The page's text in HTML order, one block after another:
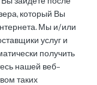
Вы зайдете после
который Вы
Мы и/или
услуг и
получить
нашей веб-
таких